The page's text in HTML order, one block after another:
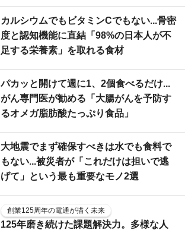
カルシウムでもビタミンCでもない...骨密
度と認知機能に直結「98%の日本人が不
足する栄養素」を取れる食材
パカッと開けて週に1、2個食べるだけ...
がん専門医が勧める「大腸がんを予防す
るオメガ脂肪酸たっぷり食品」
大地震でまず確保すべきは水でも食料で
もない...被災者が「これだけは担いで逃
げて」という最も重要なモノ2選
創業125周年の電通が描く未来
125年磨き続けた課題解決力。多様な人